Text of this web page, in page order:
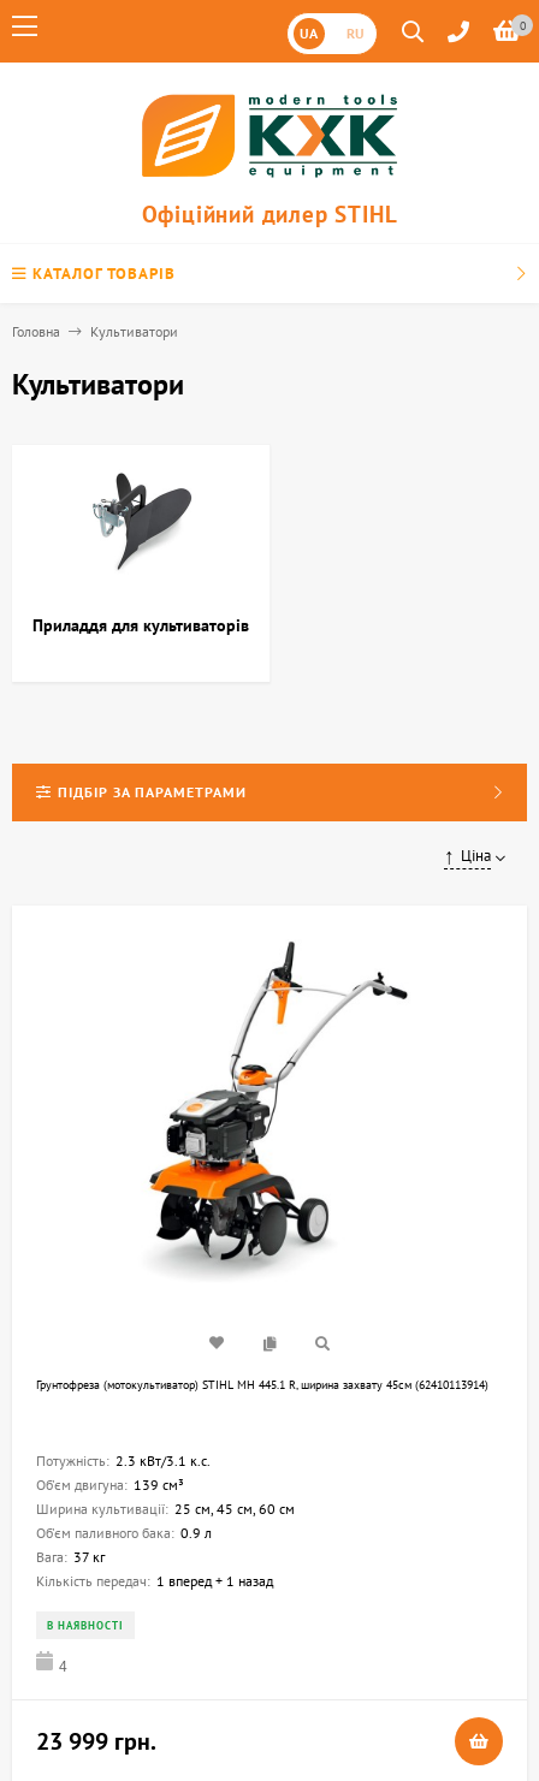
UA RU 0
Офіційний дилер STIHL
КАТАЛОГ ТОВАРІВ
Головна Культиватори
Культиватори
Приладдя для культиваторів
ПІДБІР ЗА ПАРАМЕТРАМИ
Ціна
Грунтофреза (мотокультиватор) STIHL MH 445.1 R, ширина захвату 45см (62410113914)
Потужність: 2.3 кВт/3.1 к.с.
Об'єм двигуна: 139 см³
Ширина культивації: 25 см, 45 см, 60 см
Об'єм паливного бака: 0.9 л
Вага: 37 кг
Кількість передач: 1 вперед + 1 назад
В НАЯВНОСТІ
4
23 999 грн.